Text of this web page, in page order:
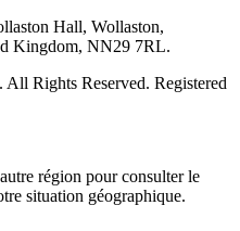
Hall, Wollaston,
Kingdom, NN29 7RL.
All Rights Reserved. Registered
région pour consulter le
situation géographique.